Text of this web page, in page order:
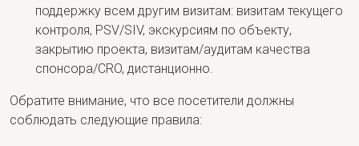
поддержку всем другим визитам: визитам текущего
контроля, PSV/SIV, экскурсиям по объекту,
закрытию проекта, визитам/аудитам качества
спонсора/CRO, дистанционно.
Обратите внимание, что все посетители должны
соблюдать следующие правила: